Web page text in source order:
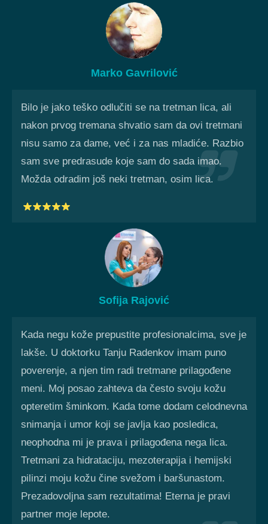
Marko Gavrilović
Bilo je jako teško odlučiti se na tretman lica, ali
nakon prvog tremana shvatio sam da ovi tretmani
nisu samo za dame, već i za nas mladiće. Razbio
sam sve predrasude koje sam do sada imao.
Možda odradim još neki tretman, osim lica.
Sofija Rajović
Kada negu kože prepustite profesionalcima, sve je
lakše. U doktorku Tanju Radenkov imam puno
poverenje, a njen tim radi tretmane prilagođene
meni. Moj posao zahteva da često svoju kožu
opteretim šminkom. Kada tome dodam celodnevna
snimanja i umor koji se javlja kao posledica,
neophodna mi je prava i prilagođena nega lica.
Tretmani za hidrataciju, mezoterapija i hemijski
pilinzi moju kožu čine svežom i baršunastom.
Prezadovoljna sam rezultatima! Eterna je pravi
partner moje lepote.